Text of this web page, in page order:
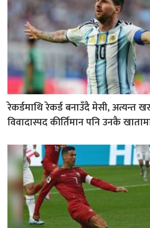
रेकर्डमाथि रेकर्ड बनाउँदै मेसी, अत्यन्त
विवादास्पद कीर्तिमान पनि उनकै